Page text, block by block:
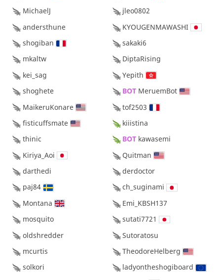
MichaelJ
jleo0802
andersthune
KYOUGENMAWASHI
shogiban
sakaki6
mkaltw
DiptaRising
kei_sag
Yepith
shoghete
BOT MeruemBot
MaikeruKonare
tof2503
fisticuffsmate
kiiistina
thinic
BOT kawasemi
Kiriya_Aoi
Quitman
darthedi
derdoctor
paj84
ch_suginami
Montana
Emi_KBSH137
mosquito
sutati7721
oldshredder
Sutoratosu
mcurtis
TheodoreHelberg
solkori
ladyontheshogiboard